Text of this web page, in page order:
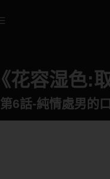
《花容湿色:
第6話-純情處男的